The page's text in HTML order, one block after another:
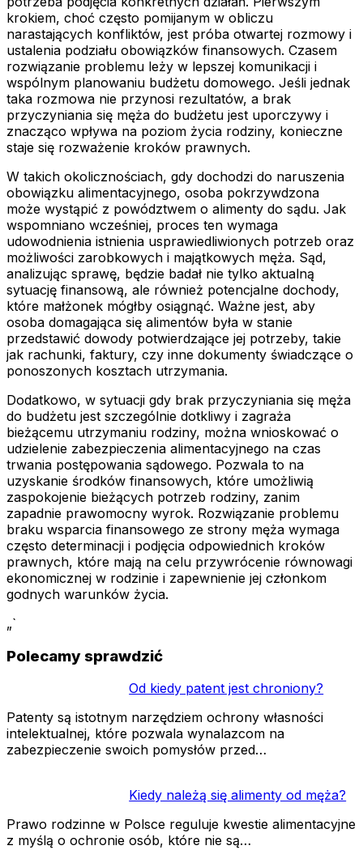
krokiem, choć często pomijanym w obliczu
narastających konfliktów, jest próba otwartej rozmowy i
ustalenia podziału obowiązków finansowych. Czasem
rozwiązanie problemu leży w lepszej komunikacji i
wspólnym planowaniu budżetu domowego. Jeśli jednak
taka rozmowa nie przynosi rezultatów, a brak
przyczyniania się męża do budżetu jest uporczywy i
znacząco wpływa na poziom życia rodziny, konieczne
staje się rozważenie kroków prawnych.
W takich okolicznościach, gdy dochodzi do naruszenia
obowiązku alimentacyjnego, osoba pokrzywdzona
może wystąpić z powództwem o alimenty do sądu. Jak
wspomniano wcześniej, proces ten wymaga
udowodnienia istnienia usprawiedliwionych potrzeb oraz
możliwości zarobkowych i majątkowych męża. Sąd,
analizując sprawę, będzie badał nie tylko aktualną
sytuację finansową, ale również potencjalne dochody,
które małżonek mógłby osiągnąć. Ważne jest, aby
osoba domagająca się alimentów była w stanie
przedstawić dowody potwierdzające jej potrzeby, takie
jak rachunki, faktury, czy inne dokumenty świadczące o
ponoszonych kosztach utrzymania.
Dodatkowo, w sytuacji gdy brak przyczyniania się męża
do budżetu jest szczególnie dotkliwy i zagraża
bieżącemu utrzymaniu rodziny, można wnioskować o
udzielenie zabezpieczenia alimentacyjnego na czas
trwania postępowania sądowego. Pozwala to na
uzyskanie środków finansowych, które umożliwią
zaspokojenie bieżących potrzeb rodziny, zanim
zapadnie prawomocny wyrok. Rozwiązanie problemu
braku wsparcia finansowego ze strony męża wymaga
często determinacji i podjęcia odpowiednich kroków
prawnych, które mają na celu przywrócenie równowagi
ekonomicznej w rodzinie i zapewnienie jej członkom
godnych warunków życia.
„`
Polecamy sprawdzić
Od kiedy patent jest chroniony?
Patenty są istotnym narzędziem ochrony własności
intelektualnej, które pozwala wynalazcom na
zabezpieczenie swoich pomysłów przed…
Kiedy należą się alimenty od męża?
Prawo rodzinne w Polsce reguluje kwestie alimentacyjne
z myślą o ochronie osób, które nie są…